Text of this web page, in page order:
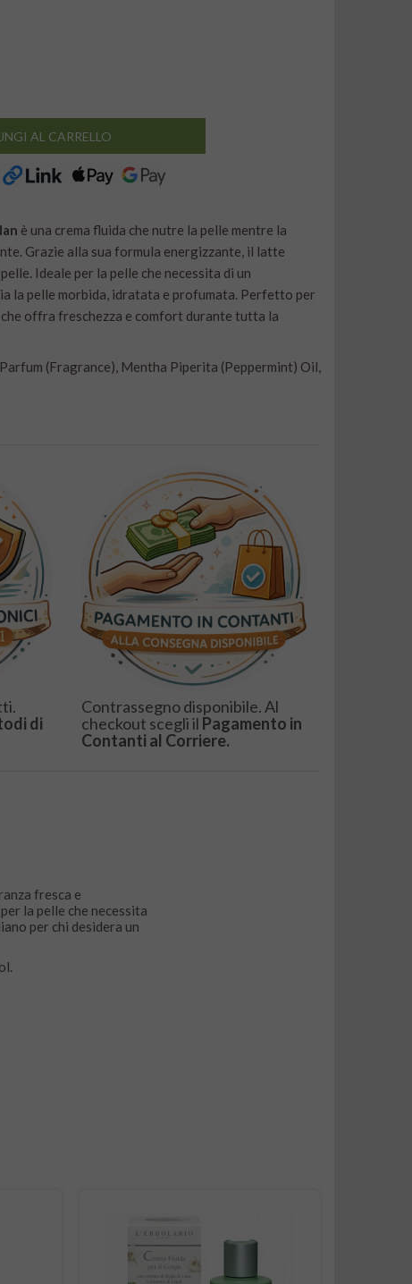
AL CARRELLO
è una crema fluida che nutre la pelle mentre la
Grazie alla sua formula energizzante, il latte
Ideale per la pelle che necessita di un
la pelle morbida, idratata e profumata. Perfetto per
offra freschezza e comfort durante tutta la
(Fragrance), Mentha Piperita (Peppermint) Oil,
di
Contrassegno disponibile. Al
checkout scegli il Pagamento in
Contanti al Corriere.
fresca e
la pelle che necessita
per chi desidera un